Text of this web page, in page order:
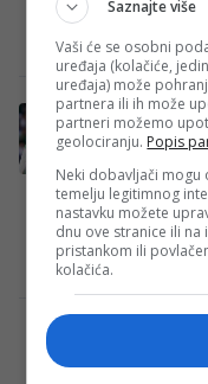
i Borac
Redakcija Sop
Betis u
bolan
U okviru
svom
Redakcija
Cityja!
Saznajte više
Vaši će se osobni
uređaja (kolačiće,
uređaja) može
partnera ili ih može
partneri možemo
geolociranju. Popis
Neki dobavljači mogu
temelju legitimnog
nastavku možete
dnu ove stranice ili
pristankom ili
kolačića.